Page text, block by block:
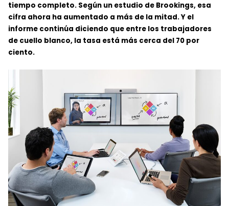
tiempo completo. Según un estudio de Brookings, esa
cifra ahora ha aumentado a más de la mitad. Y el
informe continúa diciendo que entre los trabajadores
de cuello blanco, la tasa está más cerca del 70 por
ciento.